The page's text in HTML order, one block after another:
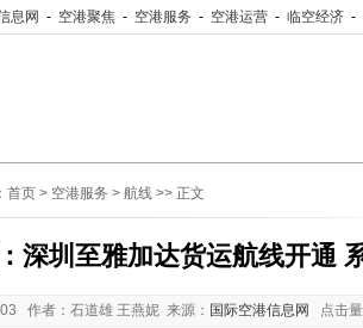
息网 - 空港聚焦 - 空港服务 - 空港运营 - 临空经济 -
首页 > 空港服务 > 航线 >> 正文
深圳至雅加达货运航线开通
作者：石道雄 王燕妮 来源： 国际空港信息网 点击